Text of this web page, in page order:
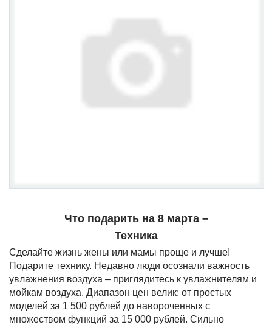
Что подарить на 8 марта –
Техника
Сделайте жизнь жены или мамы проще и лучше!
Подарите технику. Недавно люди осознали важность
увлажнения воздуха – приглядитесь к увлажнителям и
мойкам воздуха. Диапазон цен велик: от простых
моделей за 1 500 рублей до навороченных с
множеством функций за 15 000 рублей. Сильно